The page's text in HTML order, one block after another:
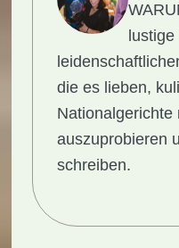
die es lieben,
Nationalgerichte
auszuprobieren
schreiben.